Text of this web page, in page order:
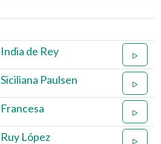
India de Rey
Siciliana Paulsen
Francesa
Ruy López